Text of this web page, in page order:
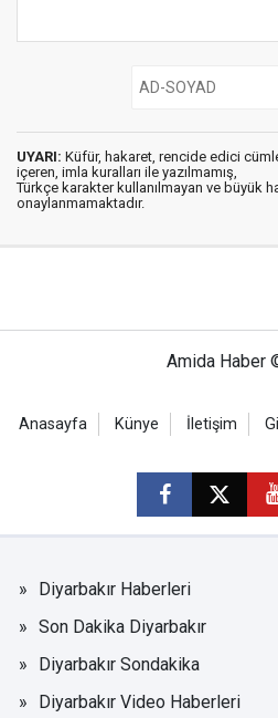
UYARI: Küfür, hakaret, rencide edici
içeren, imla kuralları ile yazılmamış,
Türkçe karakter kullanılmayan ve büyük
onaylanmamaktadır.
Amida Haber
Anasayfa Künye İletişim
Diyarbakır Haberleri
Son Dakika Diyarbakır
Diyarbakır Sondakika
Diyarbakır Video Haberleri